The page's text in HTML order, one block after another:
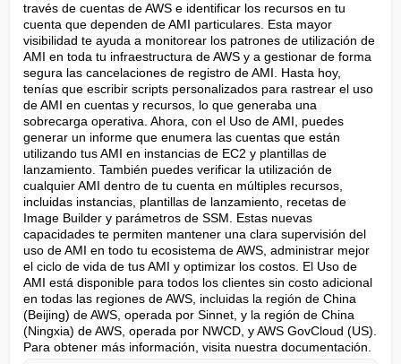
través de cuentas de AWS e identificar los recursos en tu
cuenta que dependen de AMI particulares. Esta mayor
visibilidad te ayuda a monitorear los patrones de utilización de
AMI en toda tu infraestructura de AWS y a gestionar de forma
segura las cancelaciones de registro de AMI. Hasta hoy,
tenías que escribir scripts personalizados para rastrear el uso
de AMI en cuentas y recursos, lo que generaba una
sobrecarga operativa. Ahora, con el Uso de AMI, puedes
generar un informe que enumera las cuentas que están
utilizando tus AMI en instancias de EC2 y plantillas de
lanzamiento. También puedes verificar la utilización de
cualquier AMI dentro de tu cuenta en múltiples recursos,
incluidas instancias, plantillas de lanzamiento, recetas de
Image Builder y parámetros de SSM. Estas nuevas
capacidades te permiten mantener una clara supervisión del
uso de AMI en todo tu ecosistema de AWS, administrar mejor
el ciclo de vida de tus AMI y optimizar los costos. El Uso de
AMI está disponible para todos los clientes sin costo adicional
en todas las regiones de AWS, incluidas la región de China
(Beijing) de AWS, operada por Sinnet, y la región de China
(Ningxia) de AWS, operada por NWCD, y AWS GovCloud (US).
Para obtener más información, visita nuestra documentación.